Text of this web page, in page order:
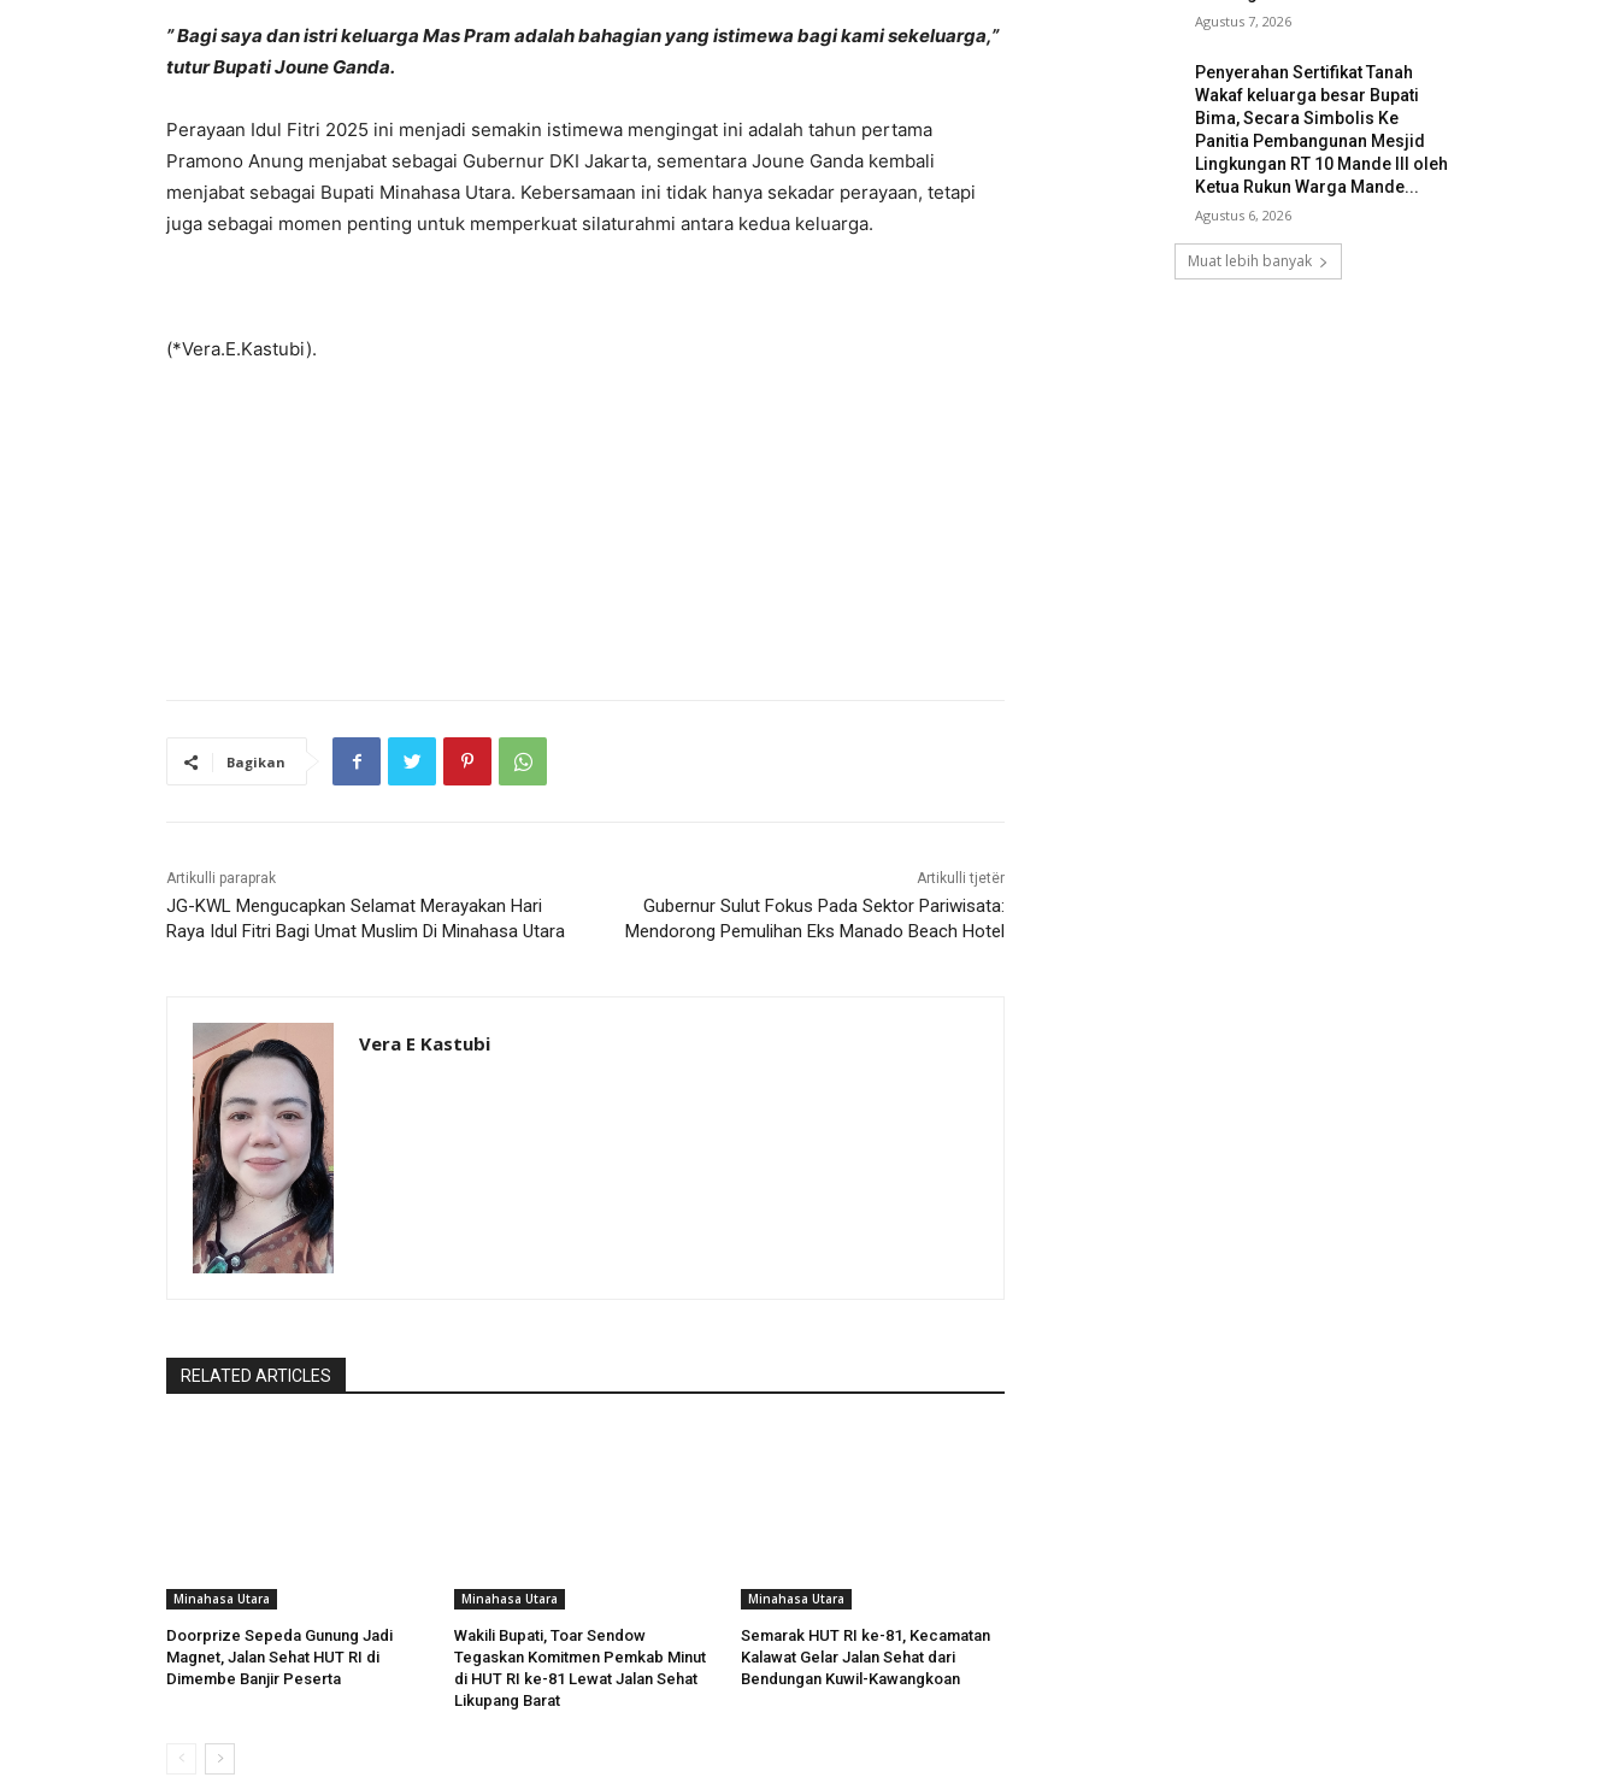
” Bagi saya dan istri keluarga Mas Pram adalah bahagian yang istimewa bagi kami sekeluarga,”
tutur Bupati Joune Ganda.
Perayaan Idul Fitri 2025 ini menjadi semakin istimewa mengingat ini adalah tahun pertama
Pramono Anung menjabat sebagai Gubernur DKI Jakarta, sementara Joune Ganda kembali
menjabat sebagai Bupati Minahasa Utara. Kebersamaan ini tidak hanya sekadar perayaan, tetapi
juga sebagai momen penting untuk memperkuat silaturahmi antara kedua keluarga.
(*Vera.E.Kastubi).
Bagikan
Artikulli paraprak
JG-KWL Mengucapkan Selamat Merayakan Hari
Raya Idul Fitri Bagi Umat Muslim Di Minahasa Utara
Artikulli tjetër
Gubernur Sulut Fokus Pada Sektor Pariwisata:
Mendorong Pemulihan Eks Manado Beach Hotel
Vera E Kastubi
RELATED ARTICLES
Minahasa Utara
Doorprize Sepeda Gunung Jadi
Magnet, Jalan Sehat HUT RI di
Dimembe Banjir Peserta
Minahasa Utara
Wakili Bupati, Toar Sendow
Tegaskan Komitmen Pemkab Minut
di HUT RI ke-81 Lewat Jalan Sehat
Likupang Barat
Minahasa Utara
Semarak HUT RI ke-81, Kecamatan
Kalawat Gelar Jalan Sehat dari
Bendungan Kuwil-Kawangkoan
Agustus 7, 2026
Penyerahan Sertifikat Tanah
Wakaf keluarga besar Bupati
Bima, Secara Simbolis Ke
Panitia Pembangunan Mesjid
Lingkungan RT 10 Mande III oleh
Ketua Rukun Warga Mande...
Agustus 6, 2026
Muat lebih banyak